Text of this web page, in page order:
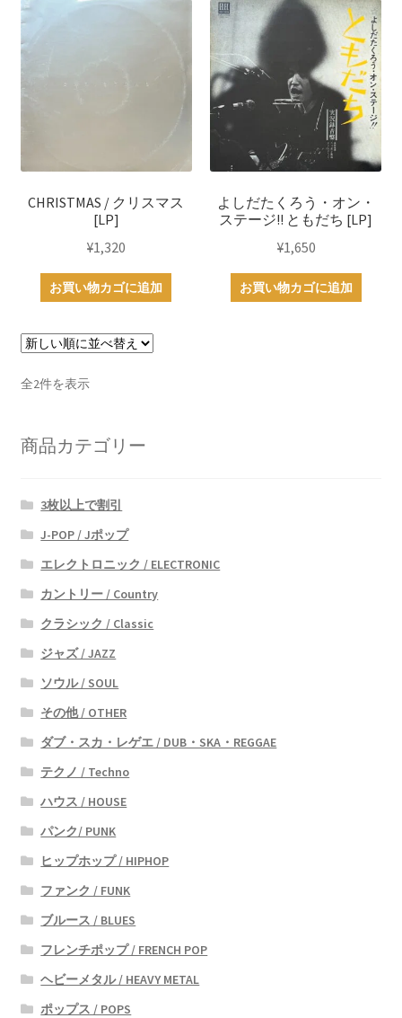
CHRISTMAS / クリスマス
[LP]
¥1,320
お買い物カゴに追加
よしだたくろう・オン・
ステージ!! ともだち [LP]
¥1,650
お買い物カゴに追加
全2件を表示新
順
商品カテゴリー
3枚以上で割引
J-POP / Jポップ
エレクトロニック / ELECTRONIC
カントリー / Country
クラシック / Classic
ジャズ / JAZZ
ソウル / SOUL
その他 / OTHER
ダブ・スカ・レゲエ / DUB・SKA・REGGAE
テクノ / Techno
ハウス / HOUSE
パンク/ PUNK
ヒップホップ / HIPHOP
ファンク / FUNK
ブルース / BLUES
フレンチポップ / FRENCH POP
ヘビーメタル / HEAVY METAL
ポップス / POPS